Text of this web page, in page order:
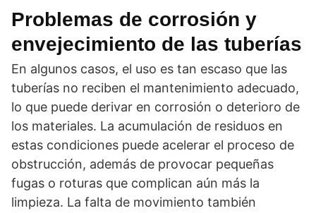
Problemas de corrosión y
envejecimiento de las tuberías
En algunos casos, el uso es tan escaso que las
tuberías no reciben el mantenimiento adecuado,
lo que puede derivar en corrosión o deterioro de
los materiales. La acumulación de residuos en
estas condiciones puede acelerar el proceso de
obstrucción, además de provocar pequeñas
fugas o roturas que complican aún más la
limpieza. La falta de movimiento también